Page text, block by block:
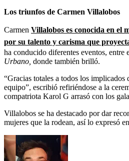
Los triunfos de Carmen Villalobos
Carmen Villalobos es conocida en el
por su talento y carisma que
ha conducido diferentes eventos, entre
Urbano, donde también brilló.
“Gracias totales a todos los implicados
equipo”, escribió refiriéndose a la
compatriota Karol G arrasó con los
Villalobos se ha destacado por dar
mujeres que la rodean, así lo expresó